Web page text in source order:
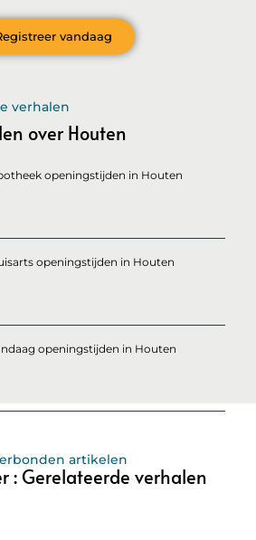
vandaag
verhalen
over Houten
openingstijden in Houten
openingstijden in Houten
openingstijden in Houten
artikelen
: Gerelateerde verhalen